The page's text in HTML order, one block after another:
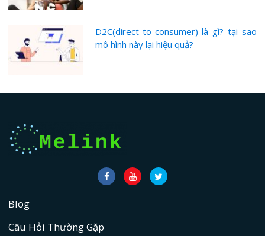
D2C(direct-to-consumer) là gì? tại sao
mô hình này lại hiệu quả?
Blog
Câu Hỏi Thường Gặp